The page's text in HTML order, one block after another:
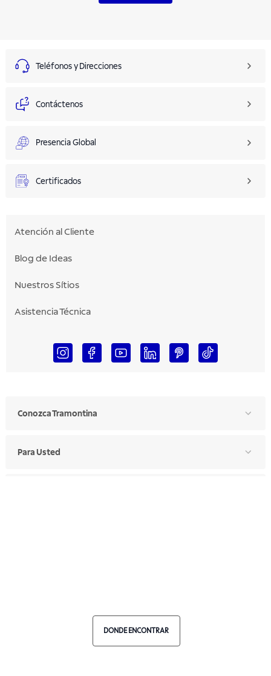
DONDE ENCONTRAR
Teléfonos y Direcciones
Contáctenos
Presencia Global
Certificados
Atención al Cliente
Blog de Ideas
Nuestros Sítios
Asistencia Técnica
Conozca Tramontina
Para Usted